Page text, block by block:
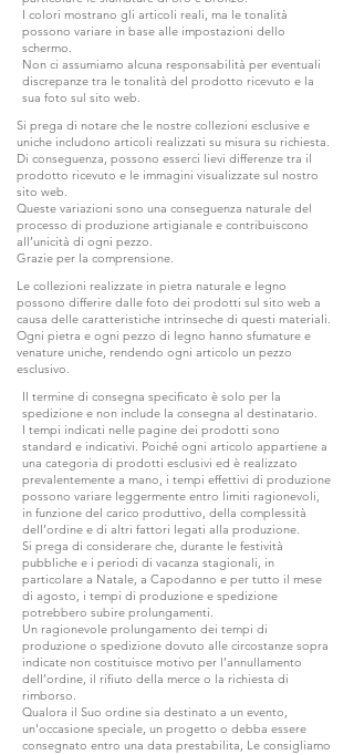
I colori mostrano gli articoli reali, ma le tonalità
possono variare in base alle impostazioni dello
schermo.
Non ci assumiamo alcuna responsabilità per eventuali
discrepanze tra le tonalità del prodotto ricevuto e la
sua foto sul sito web.
Si prega di notare che le nostre collezioni esclusive e
uniche includono articoli realizzati su misura su richiesta.
Di conseguenza, possono esserci lievi differenze tra il
prodotto ricevuto e le immagini visualizzate sul nostro
sito web.
Queste variazioni sono una conseguenza naturale del
processo di produzione artigianale e contribuiscono
all’unicità di ogni pezzo.
Grazie per la comprensione.
Le collezioni realizzate in pietra naturale e legno
possono differire dalle foto dei prodotti sul sito web a
causa delle caratteristiche intrinseche di questi materiali.
Ogni pietra e ogni pezzo di legno hanno sfumature e
venature uniche, rendendo ogni articolo un pezzo
esclusivo.
Il termine di consegna specificato è solo per la
spedizione e non include la consegna al destinatario.
I tempi indicati nelle pagine dei prodotti sono
standard e indicativi. Poiché ogni articolo appartiene a
una categoria di prodotti esclusivi ed è realizzato
prevalentemente a mano, i tempi effettivi di produzione
possono variare leggermente entro limiti ragionevoli,
in funzione del carico produttivo, della complessità
dell’ordine e di altri fattori legati alla produzione.
Si prega di considerare che, durante le festività
pubbliche e i periodi di vacanza stagionali, in
particolare a Natale, a Capodanno e per tutto il mese
di agosto, i tempi di produzione e spedizione
potrebbero subire prolungamenti.
Un ragionevole prolungamento dei tempi di
produzione o spedizione dovuto alle circostanze sopra
indicate non costituisce motivo per l’annullamento
dell’ordine, il rifiuto della merce o la richiesta di
rimborso.
Qualora il Suo ordine sia destinato a un evento,
un'occasione speciale, un progetto o debba essere
consegnato entro una data prestabilita, Le consigliamo